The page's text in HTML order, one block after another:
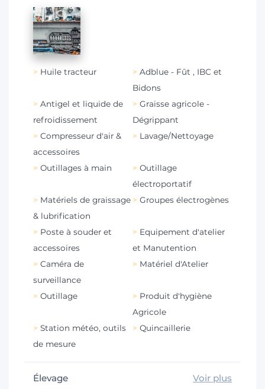
Huile tracteur
Adblue - Fût , IBC et
Bidons
Antigel et liquide de
refroidissement
Graisse agricole -
Dégrippant
Compresseur d'air &
accessoires
Lavage/Nettoyage
Outillages à main
Outillage
électroportatif
Matériels de graissage
& lubrification
Groupes électrogènes
Poste à souder et
accessoires
Equipement d'atelier
et Manutention
Caméra de
surveillance
Matériel d'Atelier
Outillage
Produit d'hygiène
Agricole
Station météo, outils
de mesure
Quincaillerie
Élevage Voir plus